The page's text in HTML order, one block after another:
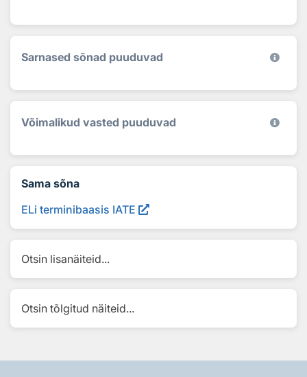
Sarnased sõnad puuduvad
Võimalikud vasted puuduvad
Sama sõna
ELi terminibaasis IATE
Otsin lisanäiteid...
Otsin tõlgitud näiteid...